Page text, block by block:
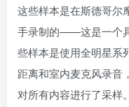
这些样本是在斯德哥尔
手录制的——这是一个
些样本是使用全明星系
距离和室内麦克风录音
对所有内容进行了采样